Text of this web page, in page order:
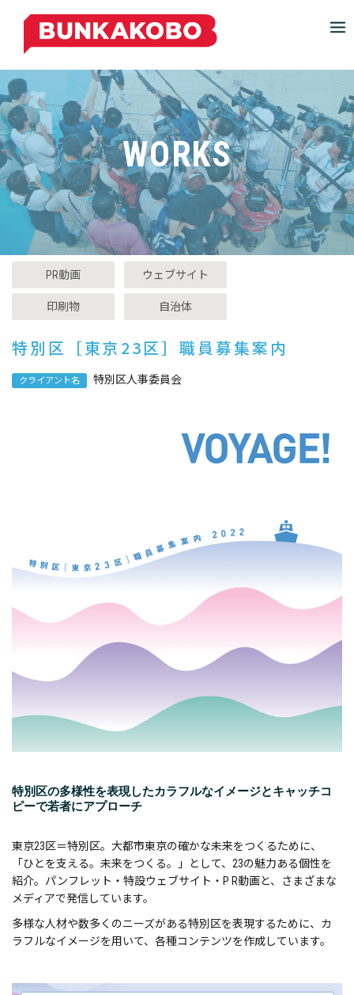
p
o
c
o
n
t
WORKS
PR動画 ウェブサイト
印刷物 自治体
t
特別区［東京23区］職員募集案内
クライアント名 特別区人事委員会
特別区の多様性を表現したカラフルなイメージとキャッチコ
ピーで若者にアプローチ
東京23区＝特別区。大都市東京の確かな未来をつくるために、
「ひとを支える。未来をつくる。」として、23の魅力ある個性を
紹介。パンフレット・特設ウェブサイト・P R動画と、さまざまな
メディアで発信しています。
多様な人材や数多くのニーズがある特別区を表現するために、カ
ラフルなイメージを用いて、各種コンテンツを作成しています。